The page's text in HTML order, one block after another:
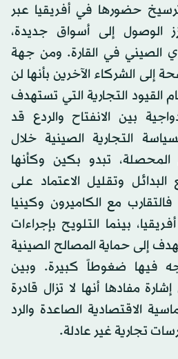
حضورها في أفريقيا عبر
الوصول إلى أسواق جديدة،
الصيني في القارة. ومن جهة
إلى الشركاء الآخرين بأنها لن
القيود التجارية التي تستهدف
بين الانفتاح والردع قد
التجارية الصينية خلال
المحصلة، تبدو بكين وكأنها
وتقليل الاعتماد على
مع الكاميرون وكينيا
بينما التلويح بإجراءات
إلى حماية المصالح الصينية
فيها ضغوطاً كبيرة. وبين
مفادها أنها لا تزال قادرة
الاقتصادية الصاعدة والرد
تجارية غير عادلة.